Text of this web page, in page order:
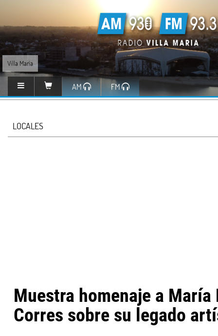
Villa María
AM FM
LOCALES
Muestra homenaje a María
Corres sobre su legado